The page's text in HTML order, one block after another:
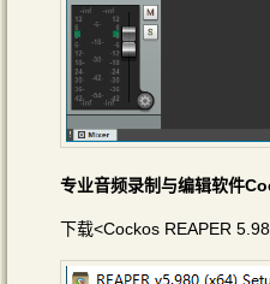
专业音频录制与编辑软件
下载<Cockos REAPER